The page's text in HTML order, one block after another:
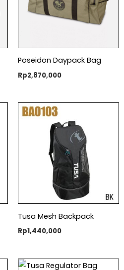
Poseidon Daypack Bag
Rp2,870,000
Tusa Mesh Backpack
Rp1,440,000